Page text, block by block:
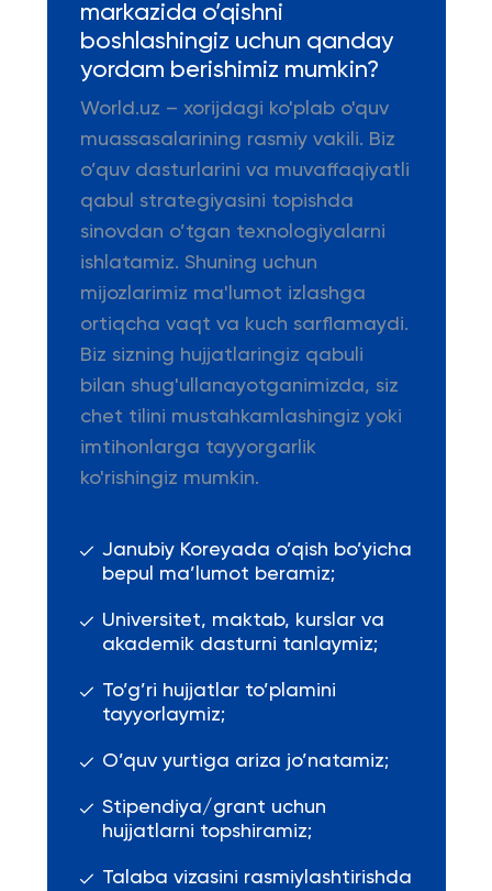
markazida o’qishni
boshlashingiz uchun qanday
yordam berishimiz mumkin?
World.uz – xorijdagi ko'plab o'quv
muassasalarining rasmiy vakili. Biz
o’quv dasturlarini va muvaffaqiyatli
qabul strategiyasini topishda
sinovdan o’tgan texnologiyalarni
ishlatamiz. Shuning uchun
mijozlarimiz ma'lumot izlashga
ortiqcha vaqt va kuch sarflamaydi.
Biz sizning hujjatlaringiz qabuli
bilan shug'ullanayotganimizda, siz
chet tilini mustahkamlashingiz yoki
imtihonlarga tayyorgarlik
ko'rishingiz mumkin.
Janubiy Koreyada o’qish bo’yicha
bepul ma’lumot beramiz;
Universitet, maktab, kurslar va
akademik dasturni tanlaymiz;
To’g’ri hujjatlar to’plamini
tayyorlaymiz;
O’quv yurtiga ariza jo’natamiz;
Stipendiya/grant uchun
hujjatlarni topshiramiz;
Talaba vizasini rasmiylashtirishda